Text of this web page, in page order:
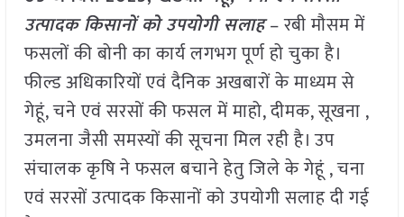
उत्पादक किसानों को उपयोगी सलाह– रबी मौसम में
फसलों की बोनी का कार्य लगभग पूर्ण हो चुका है।
फील्ड अधिकारियों एवं दैनिक अखबारों के माध्यम से
गेहूं, चने एवं सरसों की फसल में माहो, दीमक, सूखना ,
उमलना जैसी समस्यों की सूचना मिल रही है। उप
संचालक कृषि ने फसल बचाने हेतु जिले के गेहूं , चना
एवं सरसों उत्पादक किसानों को उपयोगी सलाह दी गई